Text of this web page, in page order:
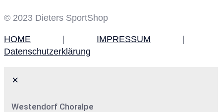
© 2023 Dieters SportShop
HOME IMPRESSUM
Datenschutzerklärung
✕
Westendorf Choralpe